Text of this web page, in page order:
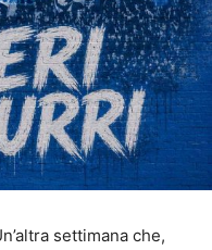
settimana che,